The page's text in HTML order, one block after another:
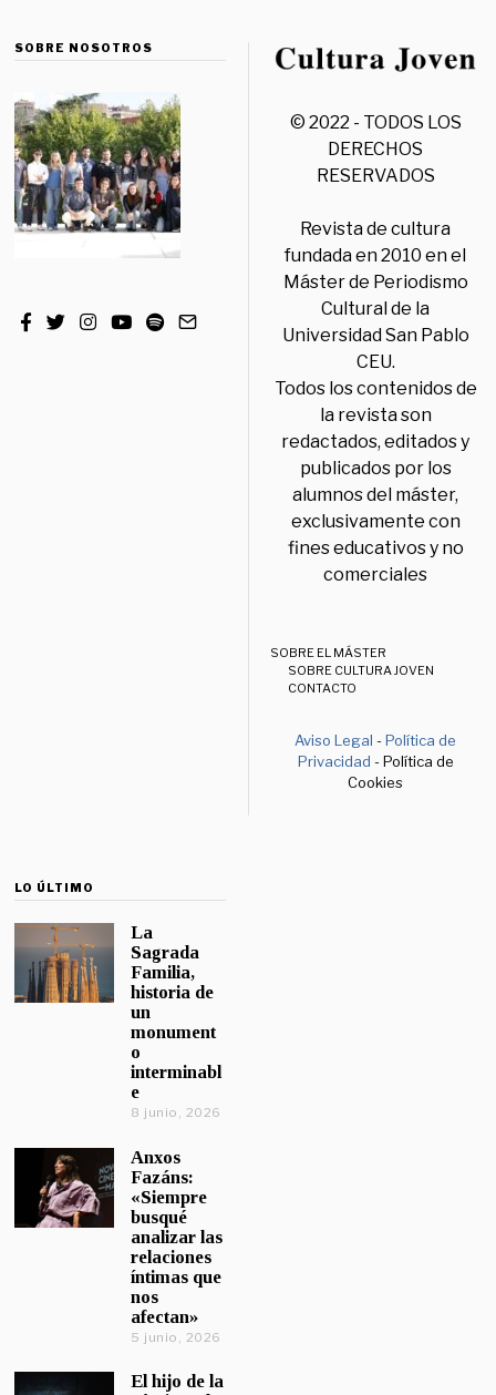
SOBRE NOSOTROS
© 2022 - TODOS LOS
DERECHOS
RESERVADOS
Revista de cultura
fundada en 2010 en el
Máster de Periodismo
Cultural de la
Universidad San Pablo
CEU.
Todos los contenidos de
la revista son
redactados, editados y
publicados por los
alumnos del máster,
exclusivamente con
fines educativos y no
comerciales
SOBRE EL MÁSTER
SOBRE CULTURA JOVEN
CONTACTO
Aviso Legal -Política de
Privacidad - Política de
Cookies
LO ÚLTIMO
La
Sagrada
Familia,
historia de
un
monument
o
interminabl
e
8 junio, 2026
Anxos
Fazáns:
«Siempre
busqué
analizar las
relaciones
íntimas que
nos
afectan»
5 junio, 2026
El hijo de la